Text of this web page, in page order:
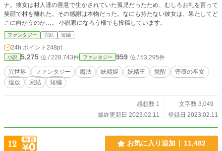
ナ。彼女は村人達の善意で生かされていた孤児だったため、むしろお礼を言って
笑顔で村を離れた。その感謝は本物だった。なにも持たない彼女は、果たしてど
こに向かうのか…。 小説家になろう様でも投稿しています。
ファンタジー 完結 短編
24h.ポイント 248pt
小説 5,275 位 / 228,743件 ファンタジー 959 位 / 53,295件
異世界 ファンタジー 魔法 妖精姫 妖精王 覚醒
豊穣の巫女
追放
完結 短編
感想数 1
文字数 3,049
最終更新日 2023.02.11
登録日 2023.02.11
12 お気に入り追加 11,482